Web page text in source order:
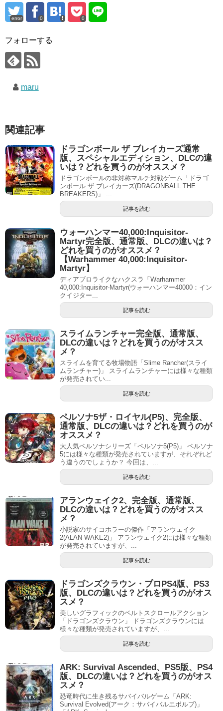
error 0 0
フォローする
maru
関連記事
ドラゴンボール ザ ブレイカーズ通常
版、スペシャルエディション、DLCの違
いは？どれを買うのがオススメ？
ドラゴンボールの非対称マルチ対戦ゲーム「ドラゴ
ンボール ザ ブレイカーズ(DRAGONBALL THE
BREAKERS)」 ...
記事を読む
ウォーハンマー40,000:Inquisitor-
Martyr完全版、通常版、DLCの違いは？
どれを買うのがオススメ？
【Warhammer 40,000:Inquisitor-
Martyr】
ディアブロライクなハクスラ「Warhammer
40,000:Inquisitor-Martyr(ウォーハンマー40000：イン
クイジター...
記事を読む
スライムランチャー完全版、通常版、
DLCの違いは？どれを買うのがオスス
メ？
スライムを育てる牧場物語「Slime Rancher(スライ
ムランチャー)」 スライムランチャーには様々な種類
が発売されてい...
記事を読む
ペルソナ5ザ・ロイヤル(P5)、完全版、
通常版、DLCの違いは？どれを買うのが
オススメ？
大人気ペルソナシリーズ「ペルソナ5(P5)」 ペルソナ
5には様々な種類が発売されていますが、それぞれど
う違うのでしょうか？ 今回は、...
記事を読む
アランウェイク2、完全版、通常版、
DLCの違いは？どれを買うのがオスス
メ？
小説家のサイコホラーの傑作「アランウェイク
2(ALAN WAKE2)」 アランウェイク2には様々な種類
が発売されていますが、...
記事を読む
ドラゴンズクラウン・プロPS4版、PS3
版、DLCの違いは？どれを買うのがオス
スメ？
美しいグラフィックのベルトスクロールアクション
「ドラゴンズクラウン」 ドラゴンズクラウンには
様々な種類が発売されていますが、...
記事を読む
ARK: Survival Ascended、PS5版、PS4
版、DLCの違いは？どれを買うのがオス
スメ？
恐竜時代に生き残るサバイバルゲーム「ARK:
Survival Evolved(アーク：サバイバルエボルブ)」